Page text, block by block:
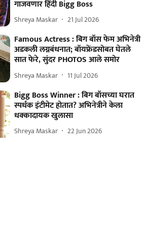
गाजवणार हिंदी Bigg Boss
Shreya Maskar 21 Jul 2026
Famous Actress : बिग बॉस फेम अभिनेत्री
अडकली लग्नबंधनात; बॉयफ्रेंडसोबत घेतले
सात फेरे, सुंदर PHOTOS आले समोर
Shreya Maskar 11 Jul 2026
Bigg Boss Winner : बिग बॉसच्या घरात
स्पर्धक इंटीमेट होतात? अभिनेत्रीने केला
धक्कादायक खुलासा
Shreya Maskar 22 Jun 2026